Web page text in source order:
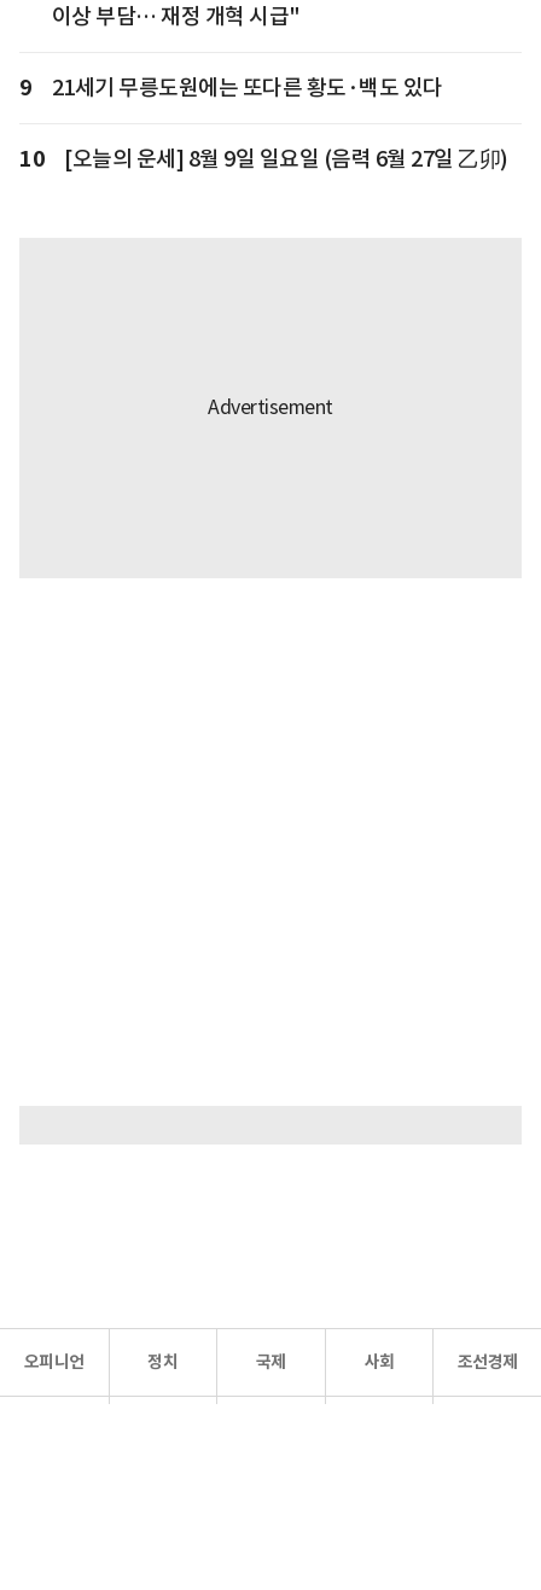
이상 부담… 재정 개혁 시급"
9 21세기 무릉도원에는 또다른 황도·백도 있다
10 [오늘의 운세] 8월 9일 일요일 (음력 6월 27일 乙卯)
오피니언 정치 국제 사회 조선경제